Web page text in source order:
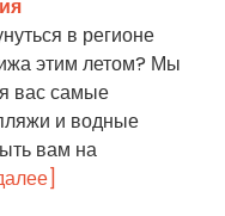
в регионе
этим летом? Мы
вас самые
и водные
вам на